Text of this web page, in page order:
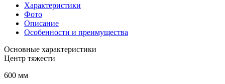
Характеристики
Фото
Описание
Особенности и преимущества
Основные характеристики
Центр тяжести
600 мм